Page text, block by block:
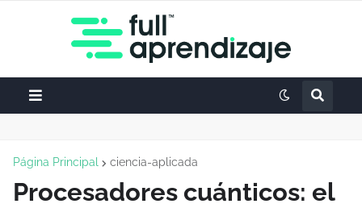
Página Principal ciencia-aplicada
Procesadores cuánticos: el